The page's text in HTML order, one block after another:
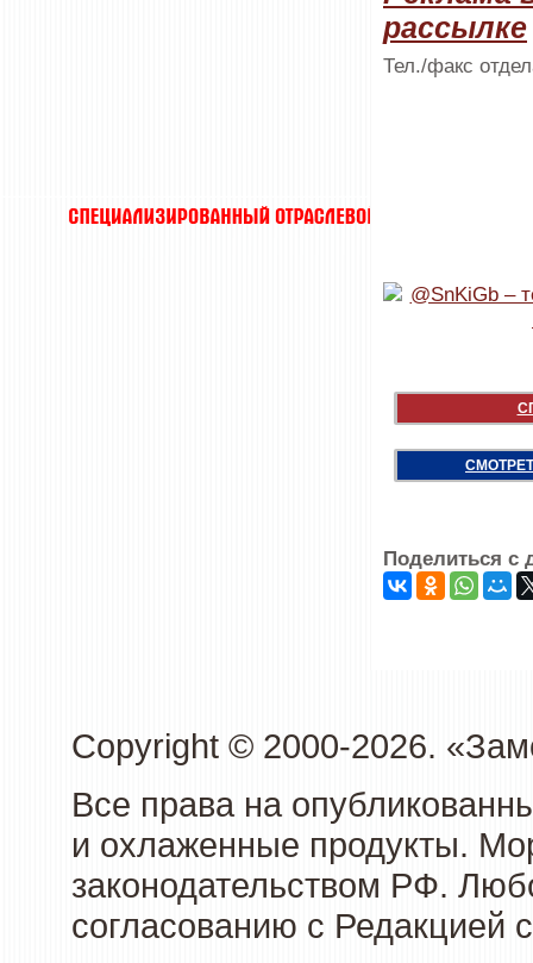
рассылке
Тел./факс
Поделиться с
Copyright © 2000-2026.
Все права на
и охлаженные продукты.
законодательством РФ.
согласованию с Редакцией